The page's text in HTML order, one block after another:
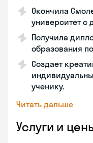
Окончила
университет
Получила
образования
Создает
ученику.
Читать дальше
Услуги и